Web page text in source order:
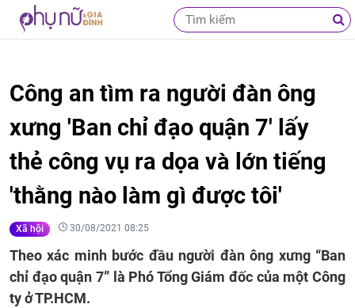
Công an tìm ra người đàn ông
xưng 'Ban chỉ đạo quận 7' lấy
thẻ công vụ ra dọa và lớn tiếng
'thằng nào làm gì được tôi'
Xã hội 30/08/2021 08:25
Theo xác minh bước đầu người đàn ông xưng “Ban
chỉ đạo quận 7” là Phó Tổng Giám đốc của một Công
ty ở TP.HCM.